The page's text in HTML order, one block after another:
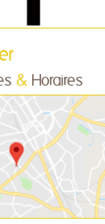
& Horaires